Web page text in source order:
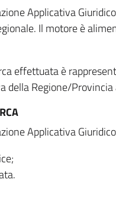
Applicativa
Il motore è
effettuata è
della Regione/
Applicativa